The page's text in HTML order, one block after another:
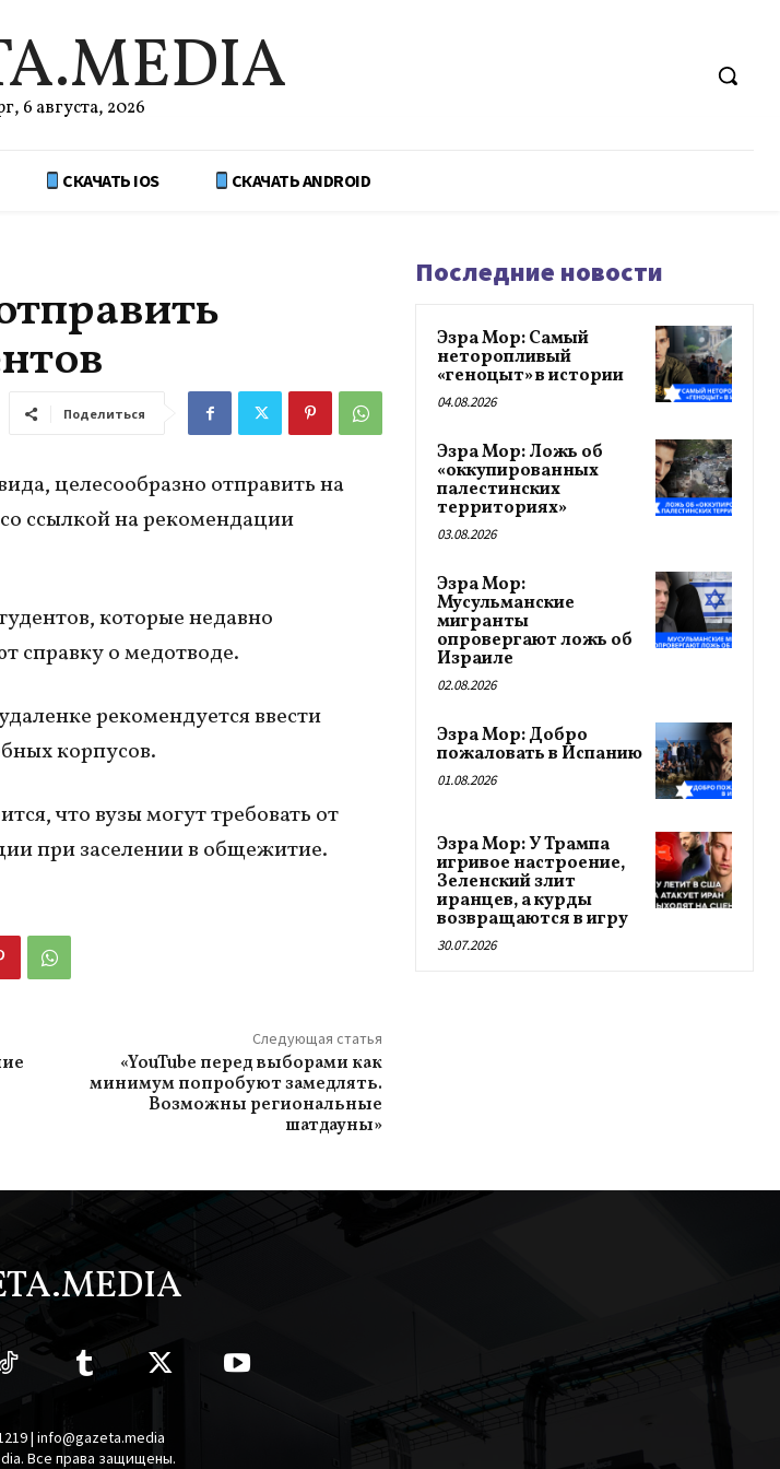
6 августа, 2026
СКАЧАТЬ IOS СКАЧАТЬ ANDROID
Поделиться
целесообразно отправить на
ссылкой на рекомендации
которые недавно
справку о медотводе.
рекомендуется ввести
корпусов.
что вузы могут требовать от
при заселении в общежитие.
Следующая статья
«YouTube перед выборами как
минимум попробуют замедлять.
Возможны региональные
шатдауны»
Последние новости
Эзра Мор: Самый
неторопливый
«геноцыт» в истории
04.08.2026
Эзра Мор: Ложь об
«оккупированных
палестинских
территориях»
03.08.2026
Эзра Мор:
Мусульманские
мигранты
опровергают ложь об
Израиле
02.08.2026
Эзра Мор: Добро
пожаловать в Испанию
01.08.2026
Эзра Мор: У Трампа
игривое настроение,
Зеленский злит
иранцев, а курды
возвращаются в игру
30.07.2026
| info@gazeta.media
Все права защищены.